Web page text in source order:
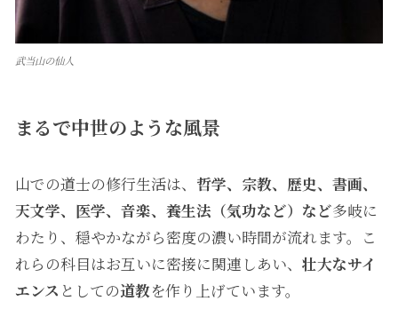
武当山の仙人
まるで中世のような風景
山での道士の修行生活は、 哲学、宗教、歴史、書画、
天文学、医学、音楽、養生法（気功など）など多岐に
わたり、穏やかながら密度の濃い時間が流れます。こ
れらの科目はお互いに密接に関連しあい、 壮大なサイ
エンス としての道教を作り上げています。